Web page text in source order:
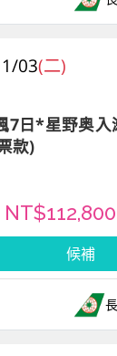
03(二)
7日*星野奥
款)
NT$112,800
候補